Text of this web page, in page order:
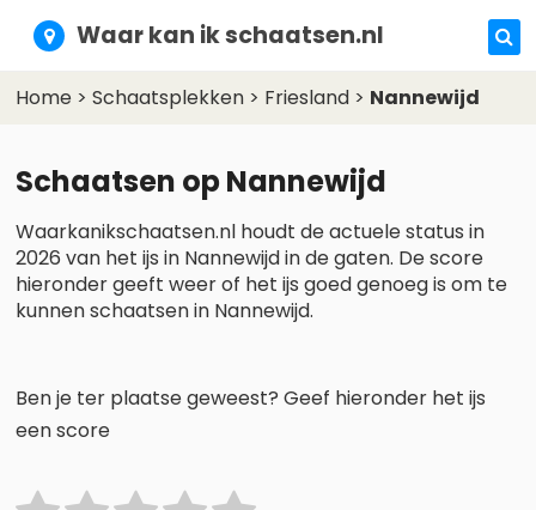
Waar kan ik schaatsen.nl
Home >Schaatsplekken > Friesland > Nannewijd
Schaatsen op Nannewijd
Waarkanikschaatsen.nl houdt de actuele status in
2026 van het ijs in Nannewijd in de gaten. De score
hieronder geeft weer of het ijs goed genoeg is om te
kunnen schaatsen in Nannewijd.
Ben je ter plaatse geweest? Geef hieronder het ijs
een score